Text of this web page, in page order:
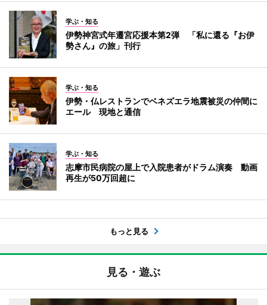
学ぶ・知る
伊勢神宮式年遷宮応援本第2弾 「私に還る『お伊
勢さん』の旅」刊行
学ぶ・知る
伊勢・仏レストランでベネズエラ地震被災の仲間に
エール 現地と通信
学ぶ・知る
志摩市民病院の屋上で入院患者がドラム演奏 動画
再生が50万回超に
もっと見る
見る・遊ぶ